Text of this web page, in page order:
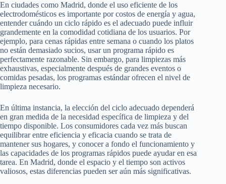
En ciudades como Madrid, donde el uso eficiente de los
electrodomésticos es importante por costos de energía y agua,
entender cuándo un ciclo rápido es el adecuado puede influir
grandemente en la comodidad cotidiana de los usuarios. Por
ejemplo, para cenas rápidas entre semana o cuando los platos
no están demasiado sucios, usar un programa rápido es
perfectamente razonable. Sin embargo, para limpiezas más
exhaustivas, especialmente después de grandes eventos o
comidas pesadas, los programas estándar ofrecen el nivel de
limpieza necesario.
En última instancia, la elección del ciclo adecuado dependerá
en gran medida de la necesidad específica de limpieza y del
tiempo disponible. Los consumidores cada vez más buscan
equilibrar entre eficiencia y eficacia cuando se trata de
mantener sus hogares, y conocer a fondo el funcionamiento y
las capacidades de los programas rápidos puede ayudar en esa
tarea. En Madrid, donde el espacio y el tiempo son activos
valiosos, estas diferencias pueden ser aún más significativas.